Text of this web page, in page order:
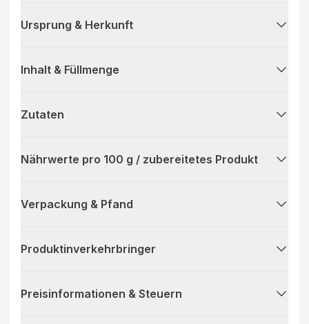
Ursprung & Herkunft
Inhalt & Füllmenge
Zutaten
Nährwerte pro 100 g / zubereitetes Produkt
Verpackung & Pfand
Produktinverkehrbringer
Preisinformationen & Steuern